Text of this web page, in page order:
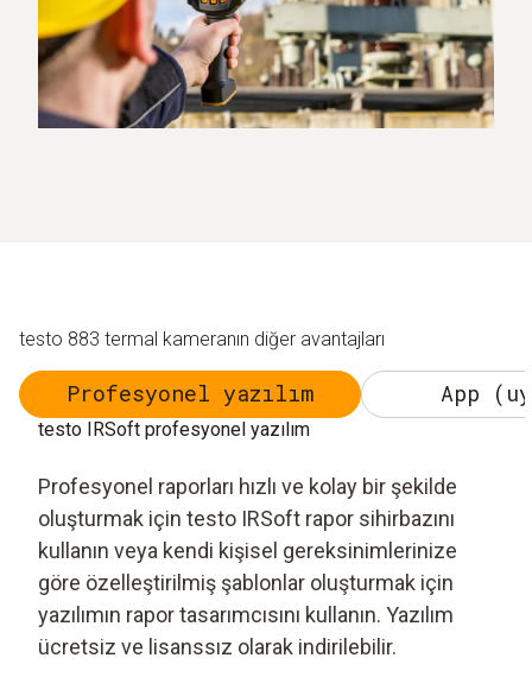
testo 883 termal kameranın diğer avantajları
Profesyonel yazılım App
testo IRSoft profesyonel yazılım
Profesyonel raporları hızlı ve kolay bir şekilde
oluşturmak için testo IRSoft rapor sihirbazını
kullanın veya kendi kişisel gereksinimlerinize
göre özelleştirilmiş şablonlar oluşturmak için
yazılımın rapor tasarımcısını kullanın. Yazılım
ücretsiz ve lisanssız olarak indirilebilir.